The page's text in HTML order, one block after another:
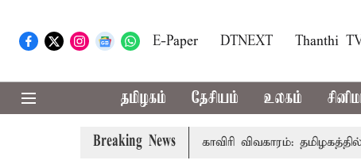
E-Paper DTNEXT Thanthi
தமிழகம் தேசியம் உலகம்
Breaking News
அமைச்சர் விஜய் உரை காவிரி விவகாரம்: தமிழகத்தில்